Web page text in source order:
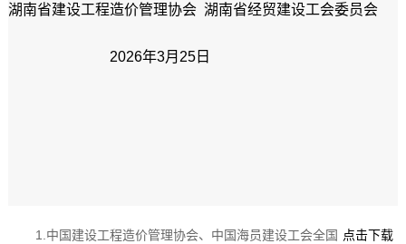
湖南省建设工程造价管理协会 湖南省经贸建设工会委员会
2026年3月25日
点击下载
1.中国建设工程造价管理协会、中国海员建设工会全国